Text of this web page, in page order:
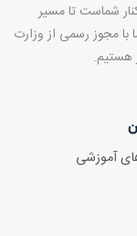
شماست تا مسیر
با مجوز رسمی از وزارت
هستیم.
آموزشی